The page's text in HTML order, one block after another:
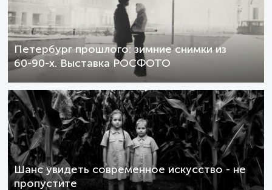
Петербург прошлого: зимние снимки из
60-90-х. Выставка РОСФОТО
Шанс увидеть современное искусство - не
пропустите